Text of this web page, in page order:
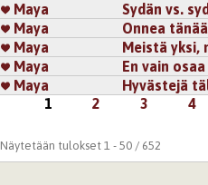
Maya
Sydän vs.
Maya
Onnea
Maya
Meistä yksi,
Maya
En vain
Maya
Hyvästejä
1 2 3 4
Näytetään tulokset 1 - 50 / 652